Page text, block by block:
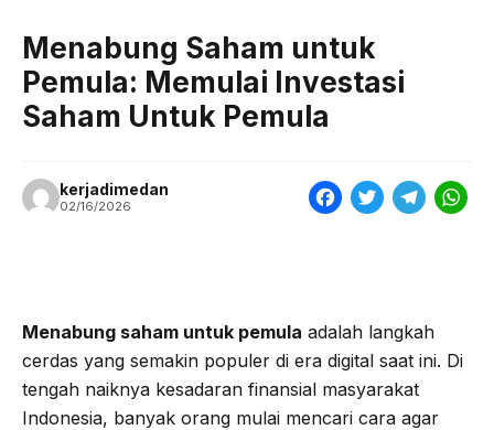
Menabung Saham untuk
Pemula: Memulai Investasi
Saham Untuk Pemula
kerjadimedan
02/16/2026
F
b
o
o
T
t
e
r
T
g
r
a
W
A
Menabung saham untuk pemula adalah langkah
cerdas yang semakin populer di era digital saat ini. Di
tengah naiknya kesadaran finansial masyarakat
Indonesia, banyak orang mulai mencari cara agar